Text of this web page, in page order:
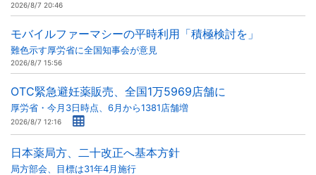
2026/8/7 20:46
モバイルファーマシーの平時利用「積極検討を」
難色示す厚労省に全国知事会が意見
2026/8/7 15:56
OTC緊急避妊薬販売、全国1万5969店舗に
厚労省・今月3日時点、6月から1381店舗増
2026/8/7 12:16
日本薬局方、二十改正へ基本方針
局方部会、目標は31年4月施行